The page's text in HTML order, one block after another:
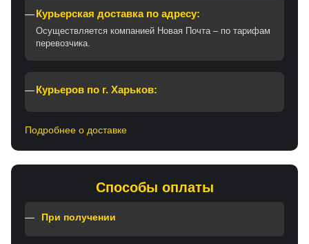
Курьерская доставка по адресу:
Осуществляется компанией Новая Почта – по тарифам
перевозчика.
Курьеров по г. Харьков:
Подробнее о доставке
Способы оплаты
При получении